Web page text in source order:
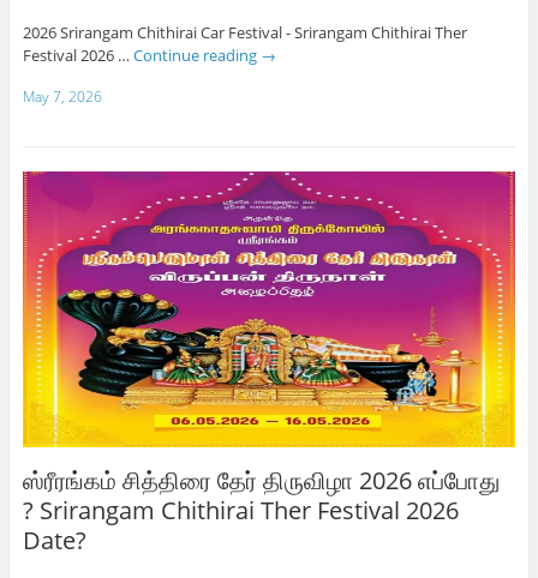
2026 Srirangam Chithirai Car Festival - Srirangam Chithirai Ther
Festival 2026 … Continue reading →
May 7, 2026
ஸ்ரீரங்கம் சித்திரை தேர் திருவிழா 2026 எப்போது
? Srirangam Chithirai Ther Festival 2026
Date?